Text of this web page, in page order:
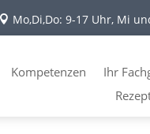
 Mo,Di,Do: 9-17 Uhr, Mi
Kompetenzen Ihr